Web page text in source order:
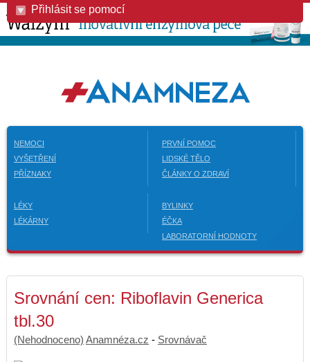
Přihlásit se pomocí
NEMOCI
VYŠETŘENÍ
PŘÍZNAKY
PRVNÍ POMOC
LIDSKÉ TĚLO
ČLÁNKY O ZDRAVÍ
LÉKY
LÉKÁRNY
BYLINKY
ÉČKA
LABORATORNÍ HODNOTY
Srovnání cen: Riboflavin Generica
tbl.30
(Nehodnoceno) Anamnéza.cz - Srovnávač